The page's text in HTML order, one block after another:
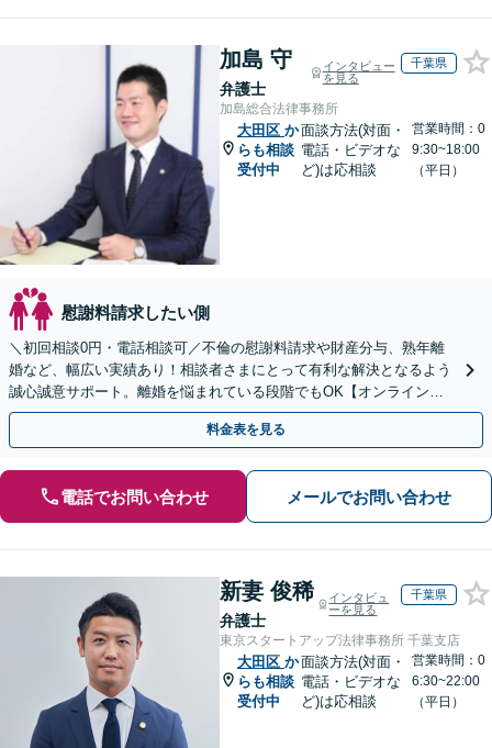
加島 守
弁護士
インタビュー
を見る
千葉県
加島総合法律事務所
大田区 か
らも相談
受付中
面談方法(対面・
電話・ビデオな
ど)は応相談
営業時間：0
9:30~18:00
（平日）
慰謝料請求したい側
＼初回相談0円・電話相談可／不倫の慰謝料請求や財産分与、熟年離
婚など、幅広い実績あり！相談者さまにとって有利な解決となるよう
誠心誠意サポート。離婚を悩まれている段階でもOK【オンライン相
談】お気軽にご相談ください【子連れ相談可】
料金表を見る
電話でお問い合わせ メールでお問い合わせ
新妻 俊稀
弁護士
インタビュ
ーを見る
千葉県
東京スタートアップ法律事務所 千葉支店
大田区 か
らも相談
受付中
面談方法(対面・
電話・ビデオな
ど)は応相談
営業時間：0
6:30~22:00
（平日）